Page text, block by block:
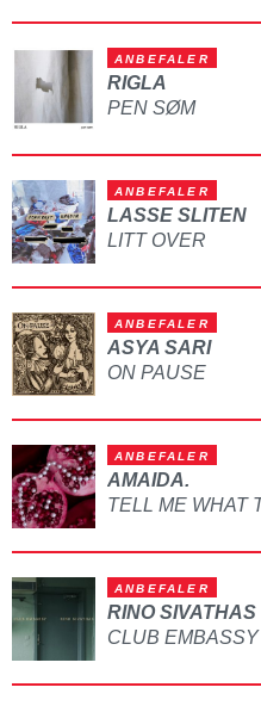
ANBEFALER
RIGLA
PEN SØM
ANBEFALER
LASSE SLITEN
LITT OVER
ANBEFALER
ASYA SARI
ON PAUSE
ANBEFALER
AMAIDA.
ANBEFALER
RINO SIVATHAS
CLUB EMBASSY